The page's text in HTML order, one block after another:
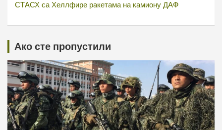
СТАСХ са Хеллфире ракетама на камиону ДАФ
Ако сте пропустили